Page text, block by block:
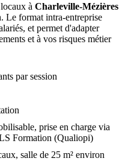
à Charleville-Mézières
Le format intra-entreprise
et permet d'adapter
et à vos risques métier
par session
prise en charge via
Formation (Qualiopi)
salle de 25 m² environ